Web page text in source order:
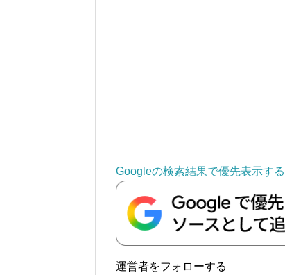
Googleの検索結果で優先表示する
運営者をフォローする